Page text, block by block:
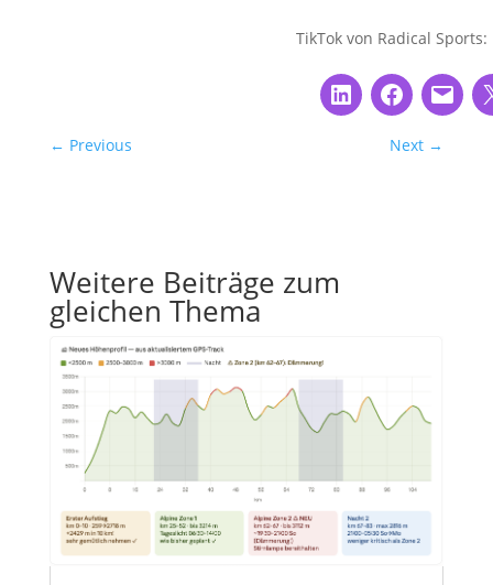
TikTok von Radical Sports:
← Previous Next →
Weitere Beiträge zum
gleichen Thema